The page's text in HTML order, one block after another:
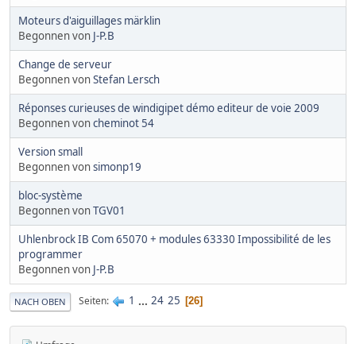
Moteurs d'aiguillages märklin
Begonnen von J-P.B
Change de serveur
Begonnen vonStefan Lersch
Réponses curieuses de windigipet démo editeur de voie 2009
Begonnen voncheminot 54
Version small
Begonnen vonsimonp19
bloc-système
Begonnen vonTGV01
Uhlenbrock IB Com 65070 + modules 63330 Impossibilité de les
programmer
Begonnen von J-P.B
NACH OBEN Seiten 1 ... 24 25 26